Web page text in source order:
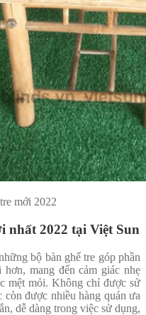
mới 2022
nhất 2022 tại Việt Sun
bộ bàn ghế tre góp phần
mang đến cảm giác nhẹ
mệt mỏi. Không chỉ được sử
còn được nhiều hàng quán ưa
dễ dàng trong việc sử dụng,